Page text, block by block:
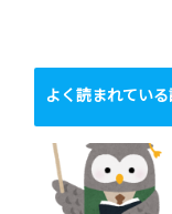
よく読まれている